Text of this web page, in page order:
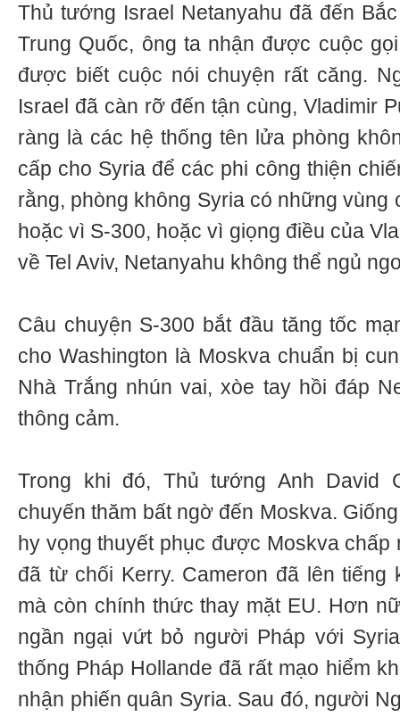
Thủ tướng Israel Netanyahu đã đến
Trung Quốc, ông ta nhận được cuộc
được biết cuộc nói chuyện rất căng.
Israel đã càn rỡ đến tận cùng, Vladimir
ràng là các hệ thống tên lửa phòng
cấp cho Syria để các phi công thiện
rằng, phòng không Syria có những vùng
hoặc vì S-300, hoặc vì giọng điều của
về Tel Aviv, Netanyahu không thể ngủ
Câu chuyện S-300 bắt đầu tăng tốc
cho Washington là Moskva chuẩn bị
Nhà Trắng nhún vai, xòe tay hồi đáp
thông cảm.
Trong khi đó, Thủ tướng Anh David
chuyến thăm bất ngờ đến Moskva.
hy vọng thuyết phục được Moskva
đã từ chối Kerry. Cameron đã lên tiếng
mà còn chính thức thay mặt EU. Hơn
ngần ngại vứt bỏ người Pháp với
thống Pháp Hollande đã rất mạo hiểm
nhận phiến quân Syria. Sau đó, người